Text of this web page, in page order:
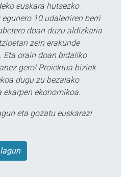
euskara hutsezko
10 udalerriren berri
doan duzu aldizkaria
zein erakunde
Eta orain doan bidaliko
gero! Proiektua bizirik
dugu zu bezalako
ekonomikoa.
eta gozatu euskaraz!